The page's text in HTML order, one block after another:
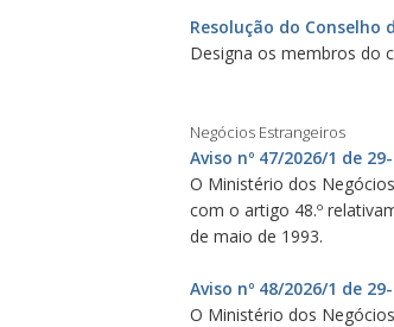
Resolução do Conselho
Designa os membros do
Negócios Estrangeiros
Aviso nº 47/2026/1 de
O Ministério dos
com o artigo 48.º
de maio de 1993.
Aviso nº 48/2026/1 de
O Ministério dos